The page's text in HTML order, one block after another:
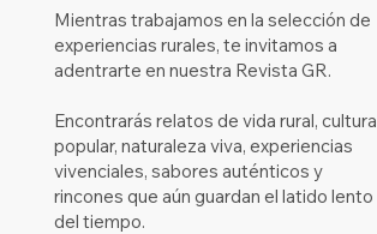
Mientras trabajamos en la selección de
experiencias rurales, te invitamos a
adentrarte en nuestra Revista GR.
Encontrarás relatos de vida rural, cultura
popular, naturaleza viva, experiencias
vivenciales, sabores auténticos y
rincones que aún guardan el latido lento
del tiempo.